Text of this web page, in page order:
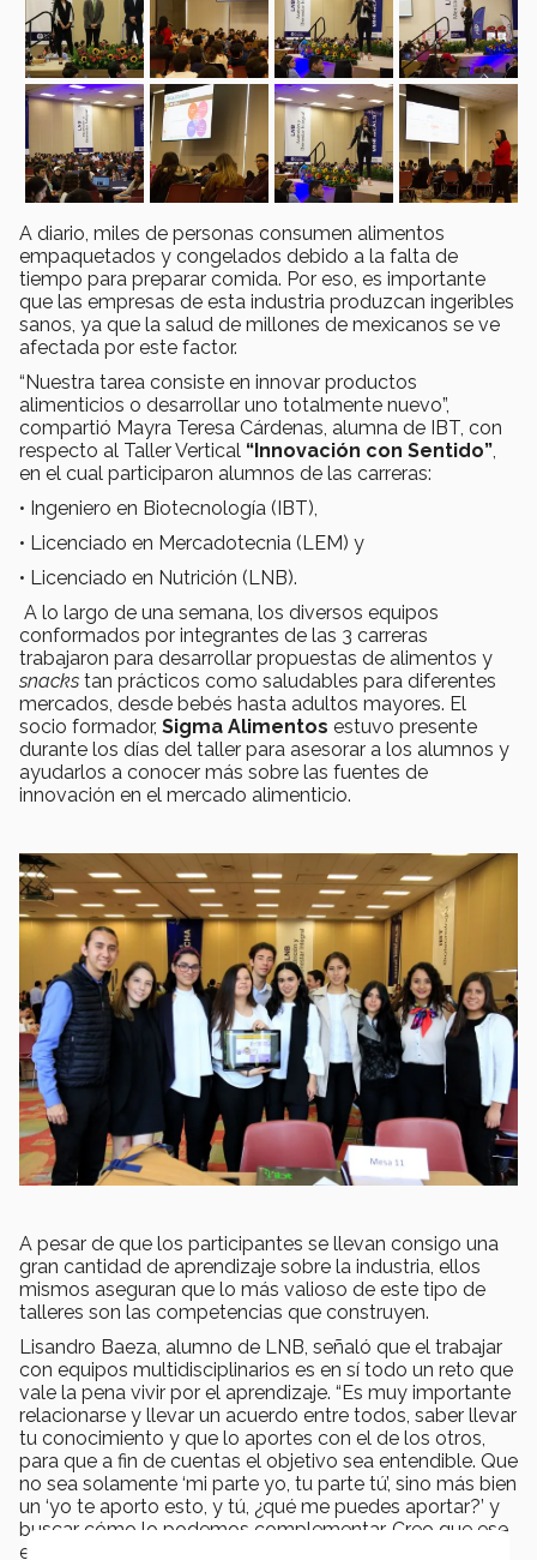
A diario, miles de personas consumen alimentos
empaquetados y congelados debido a la falta de
tiempo para preparar comida. Por eso, es importante
que las empresas de esta industria produzcan ingeribles
sanos, ya que la salud de millones de mexicanos se ve
afectada por este factor.
“Nuestra tarea consiste en innovar productos
alimenticios o desarrollar uno totalmente nuevo”,
compartió Mayra Teresa Cárdenas, alumna de IBT, con
respecto al Taller Vertical “Innovación con Sentido”
en el cual participaron alumnos de las carreras:
• Ingeniero en Biotecnología (IBT),
• Licenciado en Mercadotecnia (LEM) y
• Licenciado en Nutrición (LNB).
A lo largo de una semana, los diversos equipos
conformados por integrantes de las 3 carreras
trabajaron para desarrollar propuestas de alimentos y
snacks tan prácticos como saludables para diferentes
mercados, desde bebés hasta adultos mayores. El
socio formador, Sigma Alimentos estuvo presente
durante los días del taller para asesorar a los alumnos y
ayudarlos a conocer más sobre las fuentes de
innovación en el mercado alimenticio.
A pesar de que los participantes se llevan consigo una
gran cantidad de aprendizaje sobre la industria, ellos
mismos aseguran que lo más valioso de este tipo de
talleres son las competencias que construyen.
Lisandro Baeza, alumno de LNB, señaló que el trabajar
con equipos multidisciplinarios es en sí todo un reto que
vale la pena vivir por el aprendizaje. “Es muy importante
relacionarse y llevar un acuerdo entre todos, saber llevar
tu conocimiento y que lo aportes con el de los otros,
para que a fin de cuentas el objetivo sea entendible. Que
no sea solamente ‘mi parte yo, tu parte tú’, sino más bien
un ‘yo te aporto esto, y tú, ¿qué me puedes aportar?’ y
buscar cómo lo podemos complementar. Creo que ese
es el punto principal de un Taller Vertical” aseguró.